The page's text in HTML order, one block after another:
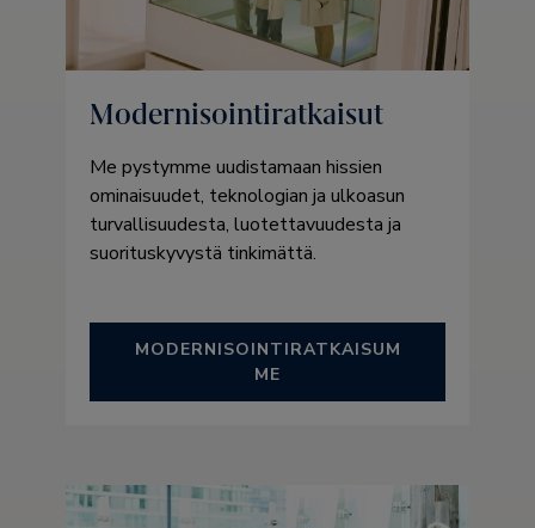
Modernisointiratkaisut
Me pystymme uudistamaan hissien
ominaisuudet, teknologian ja ulkoasun
turvallisuudesta, luotettavuudesta ja
suorituskyvystä tinkimättä.
MODERNISOINTIRATKAISUM
ME